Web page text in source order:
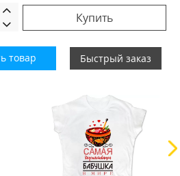
Купить
товар Быстрый заказ